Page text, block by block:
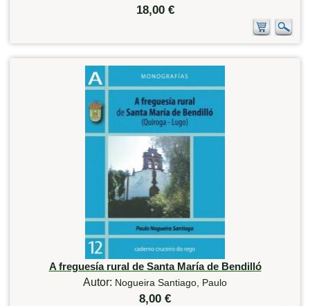
18,00 €
A freguesía rural de Santa María de Bendilló
Autor: Nogueira Santiago, Paulo
8,00 €